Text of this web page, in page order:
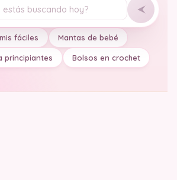
fáciles Mantas de bebé
principiantes Bolsos en crochet